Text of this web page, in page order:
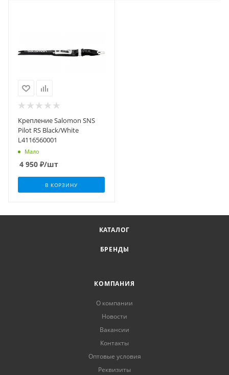
Крепление Salomon SNS
Pilot RS Black/White
L4116560001
Мало
4 950 ₽/шт
В КОРЗИНУ
КАТАЛОГ
БРЕНДЫ
КОМПАНИЯ
О компании
Новости
Вакансии
Контакты
Оптовые условия
Реквизиты